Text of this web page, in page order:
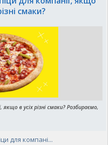
смаки?
в усіх різні смаки? Розбираємо,
для компані...